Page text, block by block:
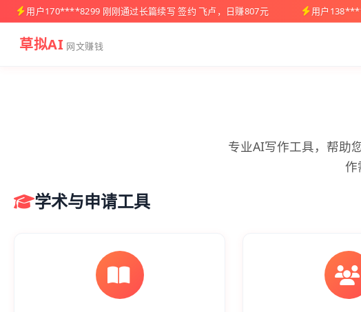
用户170****8299 刚刚通过长篇续写 签约 飞卢，日赚807元 用户
草拟AI 网文赚钱
专业AI写作工具，帮助
作
学术与申请工具